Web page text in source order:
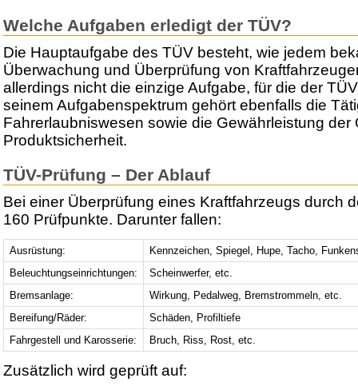
Welche Aufgaben erledigt der TÜV?
Die Hauptaufgabe des TÜV besteht, wie jedem
Überwachung und Überprüfung von
allerdings nicht die einzige Aufgabe, für die der
seinem Aufgabenspektrum gehört ebenfalls die
Fahrerlaubniswesen sowie die Gewährleistung der
Produktsicherheit.
TÜV-Prüfung – Der Ablauf
Bei einer Überprüfung eines Kraftfahrzeugs durch
160 Prüfpunkte. Darunter fallen:
Ausrüstung:
Kennzeichen, Spiegel, Hupe, Tacho,
Beleuchtungseinrichtungen:
Scheinwerfer, etc.
Bremsanlage:
Wirkung, Pedalweg, Bremstrommeln, etc.
Bereifung/Räder:
Schäden, Profiltiefe
Fahrgestell und Karosserie:
Bruch, Riss, Rost, etc.
Zusätzlich wird geprüft auf: